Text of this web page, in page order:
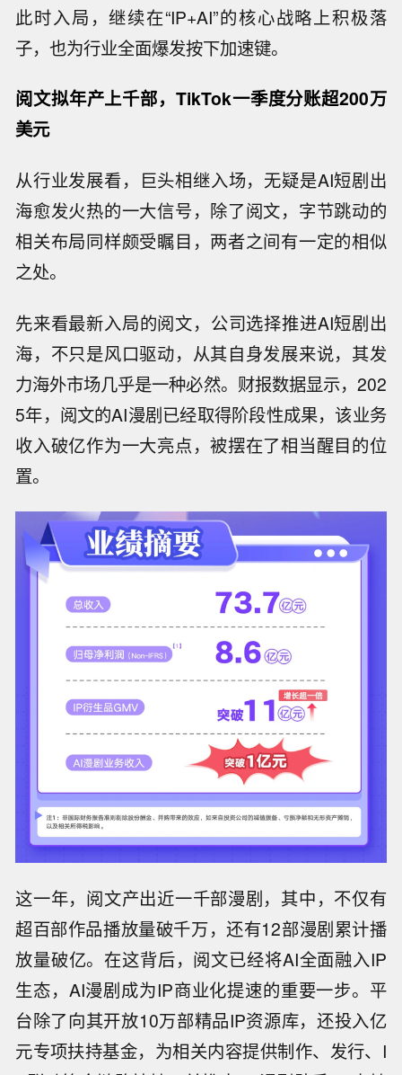
此时入局，继续在“IP+AI”的核心战略上积极落
子，也为行业全面爆发按下加速键。
阅文拟年产上千部，TikTok一季度分账超200万
美元
从行业发展看，巨头相继入场，无疑是AI短剧出
海愈发火热的一大信号，除了阅文，字节跳动的
相关布局同样颇受瞩目，两者之间有一定的相似
之处。
先来看最新入局的阅文，公司选择推进AI短剧出
海，不只是风口驱动，从其自身发展来说，其发
力海外市场几乎是一种必然。财报数据显示，202
5年，阅文的AI漫剧已经取得阶段性成果，该业务
收入破亿作为一大亮点，被摆在了相当醒目的位
置。
这一年，阅文产出近一千部漫剧，其中，不仅有
超百部作品播放量破千万，还有12部漫剧累计播
放量破亿。在这背后，阅文已经将AI全面融入IP
生态，AI漫剧成为IP商业化提速的重要一步。平
台除了向其开放10万部精品IP资源库，还投入亿
元专项扶持基金，为相关内容提供制作、发行、I